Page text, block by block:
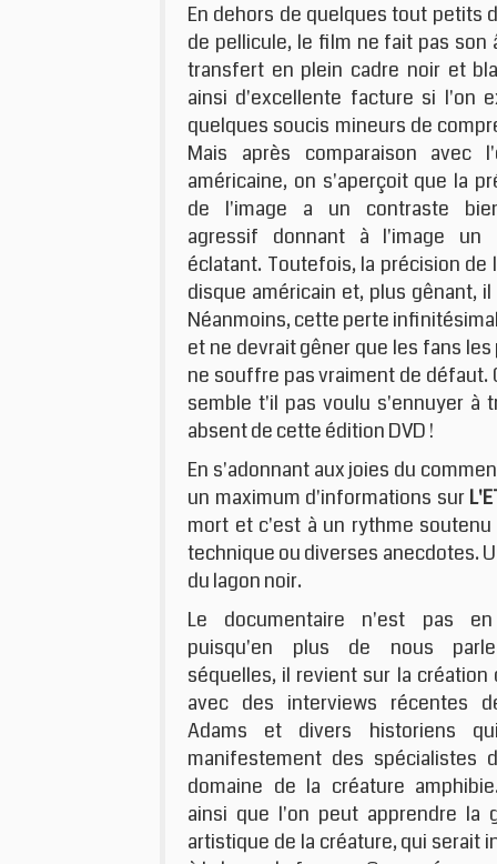
En dehors de quelques tout petits
de pellicule, le film ne fait pas son
transfert en plein cadre noir et
ainsi d'excellente facture si l'on
quelques soucis mineurs de
Mais après comparaison avec
américaine, on s'aperçoit que la
de l'image a un contraste
agressif donnant à l'image un
éclatant. Toutefois, la précision
disque américain et, plus gênant,
Néanmoins, cette perte
et ne devrait gêner que les fans
ne souffre pas vraiment de défaut.
semble t'il pas voulu s'ennuyer à
absent de cette édition DVD !
En s'adonnant aux joies du
un maximum d'informations sur
mort et c'est à un rythme
technique ou diverses anecdotes.
du lagon noir.
Le documentaire n'est pas
puisqu'en plus de nous
séquelles, il revient sur la création
avec des interviews récentes
Adams et divers historiens
manifestement des spécialistes
domaine de la créature
ainsi que l'on peut apprendre la
artistique de la créature, qui serait